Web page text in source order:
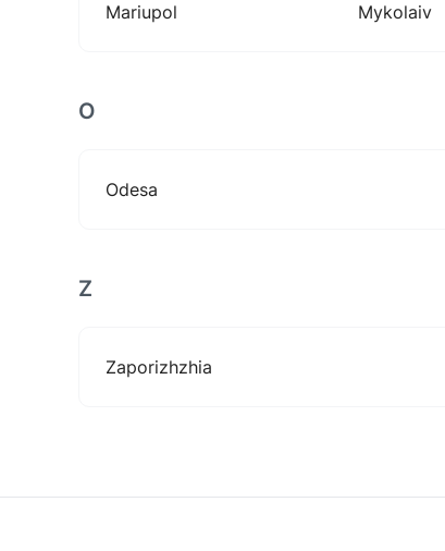
Mariupol Mykolaiv
O
Odesa
Z
Zaporizhzhia